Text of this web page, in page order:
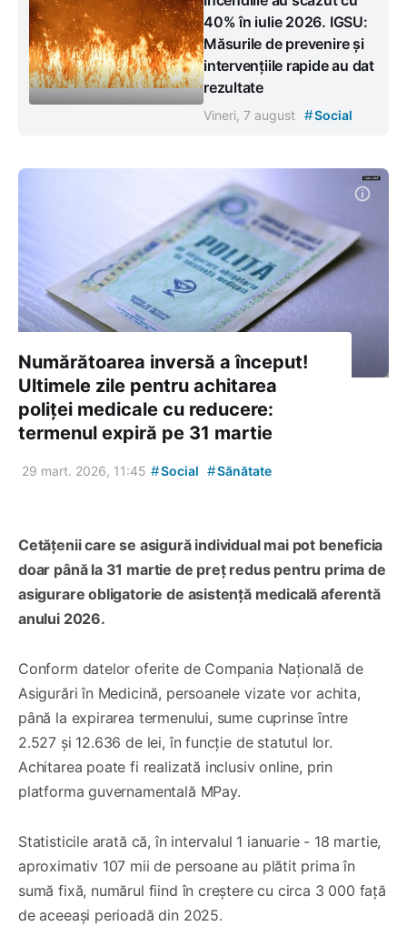
40% în iulie 2026. IGSU:
Măsurile de prevenire și
intervențiile rapide au dat
rezultate
Vineri, 7 august #Social
Numărătoarea inversă a început!
Ultimele zile pentru achitarea
poliței medicale cu reducere:
termenul expiră pe 31 martie
29 mart. 2026, 11:45 #Social #Sănătate
Cetățenii care se asigură individual mai pot beneficia
doar până la 31 martie de preț redus pentru prima de
asigurare obligatorie de asistență medicală aferentă
anului 2026.
Conform datelor oferite de Compania Națională de
Asigurări în Medicină, persoanele vizate vor achita,
până la expirarea termenului, sume cuprinse între
2.527 și 12.636 de lei, în funcție de statutul lor.
Achitarea poate fi realizată inclusiv online, prin
platforma guvernamentală MPay.
Statisticile arată că, în intervalul 1 ianuarie - 18 martie,
aproximativ 107 mii de persoane au plătit prima în
sumă fixă, numărul fiind în creștere cu circa 3 000 față
de aceeași perioadă din 2025.